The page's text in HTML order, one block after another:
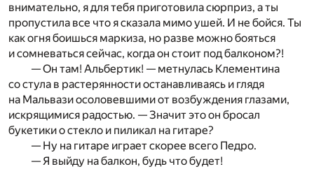
внимательно, я для тебя приготовила сюрприз, а ты
пропустила все что я сказала мимо ушей. И не бойся. Ты
как огня боишься маркиза, но разве можно бояться
и сомневаться сейчас, когда он стоит под балконом?!
— Он там! Альбертик! — метнулась Клементина
со стула в растерянности останавливаясь и глядя
на Мальвази осоловевшими от возбуждения глазами,
искрящимися радостью. — Значит это он бросал
букетики о стекло и пиликал на гитаре?
— Ну на гитаре играет скорее всего Педро.
— Я выйду на балкон, будь что будет!